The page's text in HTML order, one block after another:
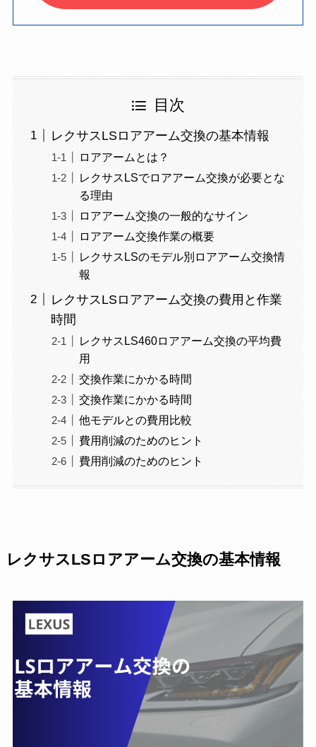
目次
レクサスLSロアアーム交換の基本情報
ロアアームとは？
レクサスLSでロアアーム交換が必要とな
る理由
ロアアーム交換の一般的なサイン
ロアアーム交換作業の概要
レクサスLSのモデル別ロアアーム交換情
報
レクサスLSロアアーム交換の費用と作業
時間
レクサスLS460ロアアーム交換の平均費
用
交換作業にかかる時間
交換作業にかかる時間
他モデルとの費用比較
費用削減のためのヒント
費用削減のためのヒント
レクサスLSロアアーム交換の基本情報